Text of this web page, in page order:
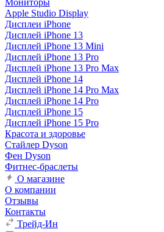
Мониторы
Apple Studio Display
Дисплеи iPhone
Дисплей iPhone 13
Дисплей iPhone 13 Mini
Дисплей iPhone 13 Pro
Дисплей iPhone 13 Pro Max
Дисплей iPhone 14
Дисплей iPhone 14 Pro Max
Дисплей iPhone 14 Pro
Дисплей iPhone 15
Дисплей iPhone 15 Pro
Красота и здоровье
Стайлер Dyson
Фен Dyson
Фитнес-браслеты
О магазине
О компании
Отзывы
Контакты
Трейд-Ин